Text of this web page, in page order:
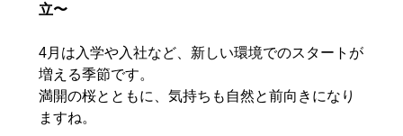
立〜
4月は入学や入社など、新しい環境でのスタートが
増える季節です。
満開の桜とともに、気持ちも自然と前向きになり
ますね。